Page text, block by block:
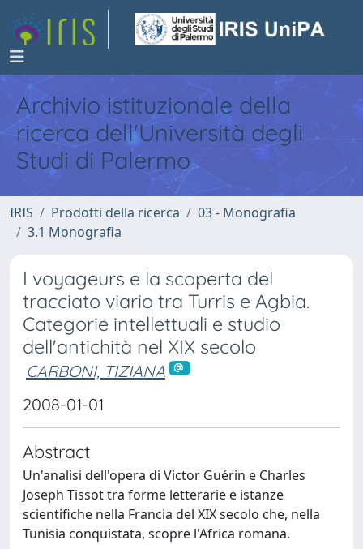
Archivio istituzionale della
ricerca dell'Università degli
Studi di Palermo
IRIS Prodotti della ricerca
03 - Monografia
3.1 Monografia
I voyageurs e la scoperta del
tracciato viario tra Turris e Agbia.
Categorie intellettuali e studio
dell'antichità nel XIX secolo
CARBONI, TIZIANA
2008-01-01
Abstract
Un'analisi dell'opera di Victor Guérin e Charles
Joseph Tissot tra forme letterarie e istanze
scientifiche nella Francia del XIX secolo che, nella
Tunisia conquistata, scopre l'Africa romana.